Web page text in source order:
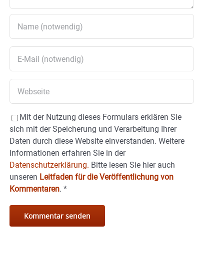
Mit der Nutzung dieses Formulars erklären Sie
sich mit der Speicherung und Verarbeitung Ihrer
Daten durch diese Website einverstanden. Weitere
Informationen erfahren Sie in der
Datenschutzerklärung. Bitte lesen Sie hier auch
unseren Leitfaden für die Veröffentlichung von
Kommentaren. *